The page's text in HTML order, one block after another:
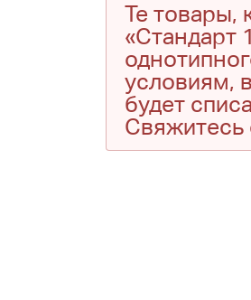
Те товары,
«Стандарт
условиям,
будет
Свяжитесь